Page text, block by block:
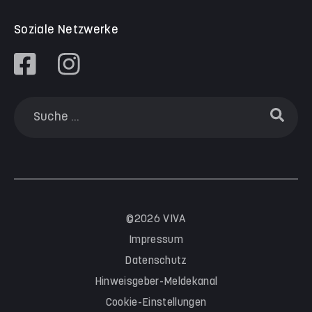
Soziale Netzwerke
©2026 VIVA
Impressum
Datenschutz
Hinweisgeber-Meldekanal
Cookie-Einstellungen